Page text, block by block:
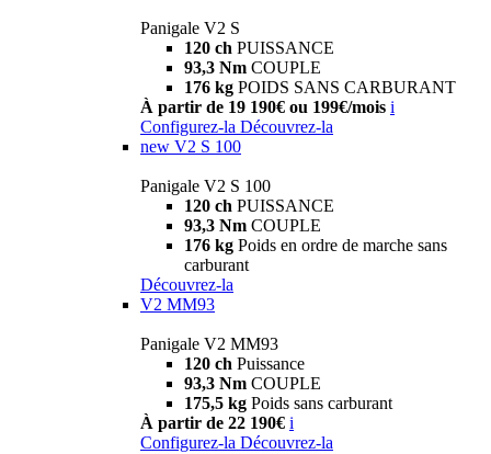
Panigale V2 S
120 ch PUISSANCE
93,3 Nm COUPLE
176 kg POIDS SANS CARBURANT
À partir de 19 190€ ou 199€/mois i
Configurez-la Découvrez-la
new V2 S 100
Panigale V2 S 100
120 ch PUISSANCE
93,3 Nm COUPLE
176 kg Poids en ordre de marche sans
carburant
Découvrez-la
V2 MM93
Panigale V2 MM93
120 ch Puissance
93,3 Nm COUPLE
175,5 kg Poids sans carburant
À partir de 22 190€ i
Configurez-la Découvrez-la